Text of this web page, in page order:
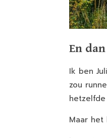
En
Ik ben
zou
Maar